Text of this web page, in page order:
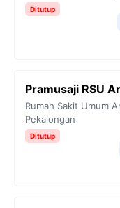
Ditutup
Pramusaji RSU
Rumah Sakit Umum
Pekalongan
Ditutup